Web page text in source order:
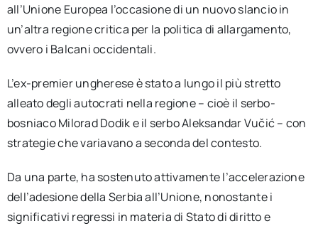
all’Unione Europea l’occasione di un nuovo slancio in
un’altra regione critica per la politica di allargamento,
ovvero i Balcani occidentali.
L’ex-premier ungherese è stato a lungo il più stretto
alleato degli autocrati nella regione – cioè il serbo-
bosniaco Milorad Dodik e il serbo Aleksandar Vučić – con
strategie che variavano a seconda del contesto.
Da una parte, ha sostenuto attivamente l’accelerazione
dell’adesione della Serbia all’Unione, nonostante i
significativi regressi in materia di Stato di diritto e